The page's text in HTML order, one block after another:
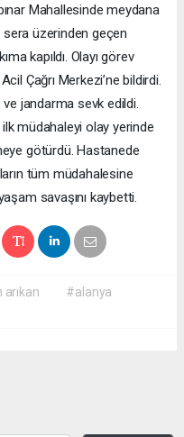
Mahallesinde meydana
sera üzerinden geçen
kapıldı. Olayı görev
Çağrı Merkezi’ne bildirdi.
jandarma sevk edildi.
ilk müdahaleyi olay yerinde
götürdü. Hastanede
tüm müdahalesine
savaşını kaybetti.
#alanya